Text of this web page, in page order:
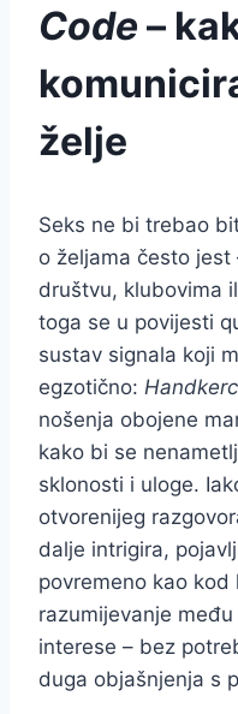
Code –
želje
Seks ne bi trebao
o željama često
društvu, klubovima
toga se u povijesti
sustav signala koji
egzotično:
nošenja obojene
kako bi se
sklonosti i uloge.
otvorenijeg
dalje intrigira,
povremeno kao
razumijevanje
interese – bez
duga objašnjenja s